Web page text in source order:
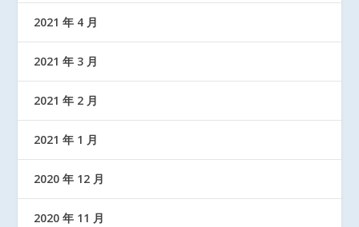
2021 年 4 月
2021 年 3 月
2021 年 2 月
2021 年 1 月
2020 年 12 月
2020 年 11 月